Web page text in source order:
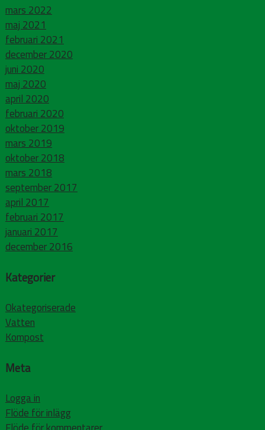
mars 2022
maj 2021
februari 2021
december 2020
juni 2020
maj 2020
april 2020
februari 2020
oktober 2019
mars 2019
oktober 2018
mars 2018
september 2017
april 2017
februari 2017
januari 2017
december 2016
Kategorier
Okategoriserade
Vatten
Kompost
Meta
Logga in
Flöde för inlägg